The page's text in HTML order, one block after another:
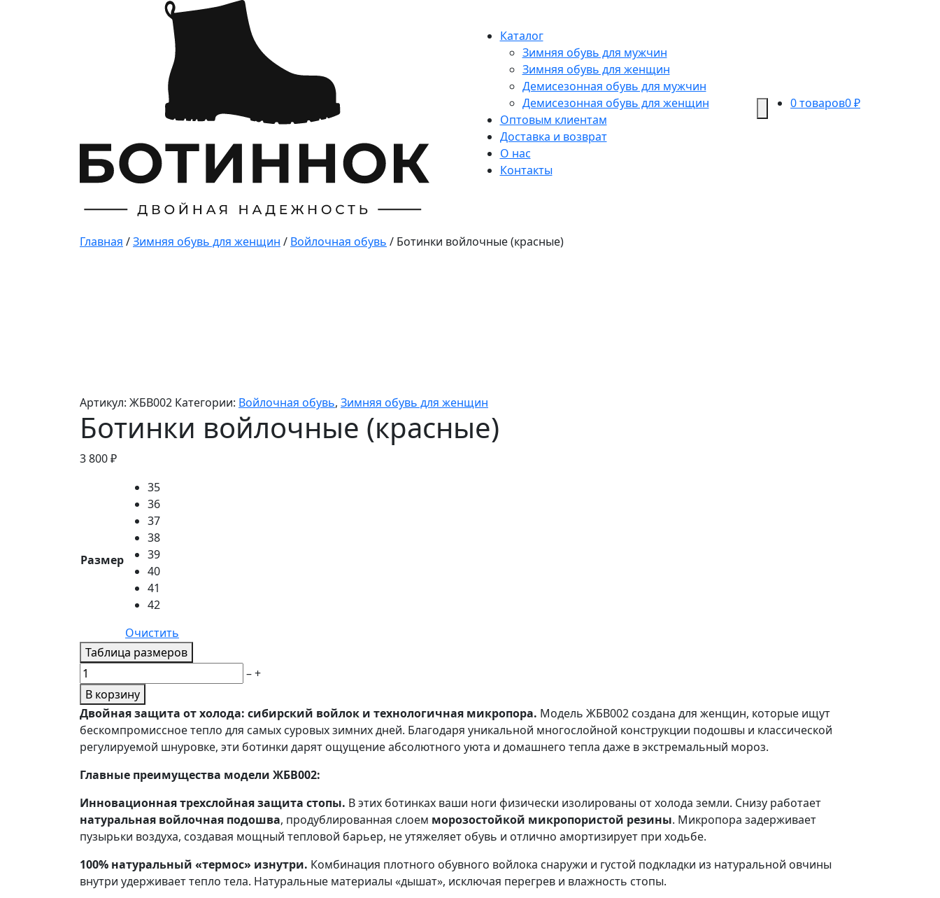
Каталог
Зимняя обувь для мужчин
Зимняя обувь для женщин
Демисезонная обувь для мужчин
Демисезонная обувь для женщин
Оптовым клиентам
Доставка и возврат
О нас
Контакты
0 товаров0 ₽
Главная /Зимняя обувь для женщин / Войлочная обувь / Ботинки войлочные (красные)
Артикул: ЖБВ002 Категории: Войлочная обувь, Зимняя обувь для женщин
Ботинки войлочные (красные)
3 800₽
Размер
35
36
37
38
39
40
41
42
Очистить
Таблица размеров
Количество
товара
Ботинки
войлочные
(красные)
–+
В корзину
Двойная защита от холода: сибирский войлок и технологичная микропора. Модель ЖБВ002 создана для женщин, которые ищут
бескомпромиссное тепло для самых суровых зимних дней. Благодаря уникальной многослойной конструкции подошвы и классической
регулируемой шнуровке, эти ботинки дарят ощущение абсолютного уюта и домашнего тепла даже в экстремальный мороз.
Главные преимущества модели ЖБВ002:
Инновационная трехслойная защита стопы. В этих ботинках ваши ноги физически изолированы от холода земли. Снизу работает
натуральная войлочная подошва, продублированная слоем морозостойкой микропористой резины. Микропора задерживает
пузырьки воздуха, создавая мощный тепловой барьер, не утяжеляет обувь и отлично амортизирует при ходьбе.
100% натуральный «термос» изнутри. Комбинация плотного обувного войлока снаружи и густой подкладки из натуральной овчины
внутри удерживает тепло тела. Натуральные материалы «дышат», исключая перегрев и влажность стопы.